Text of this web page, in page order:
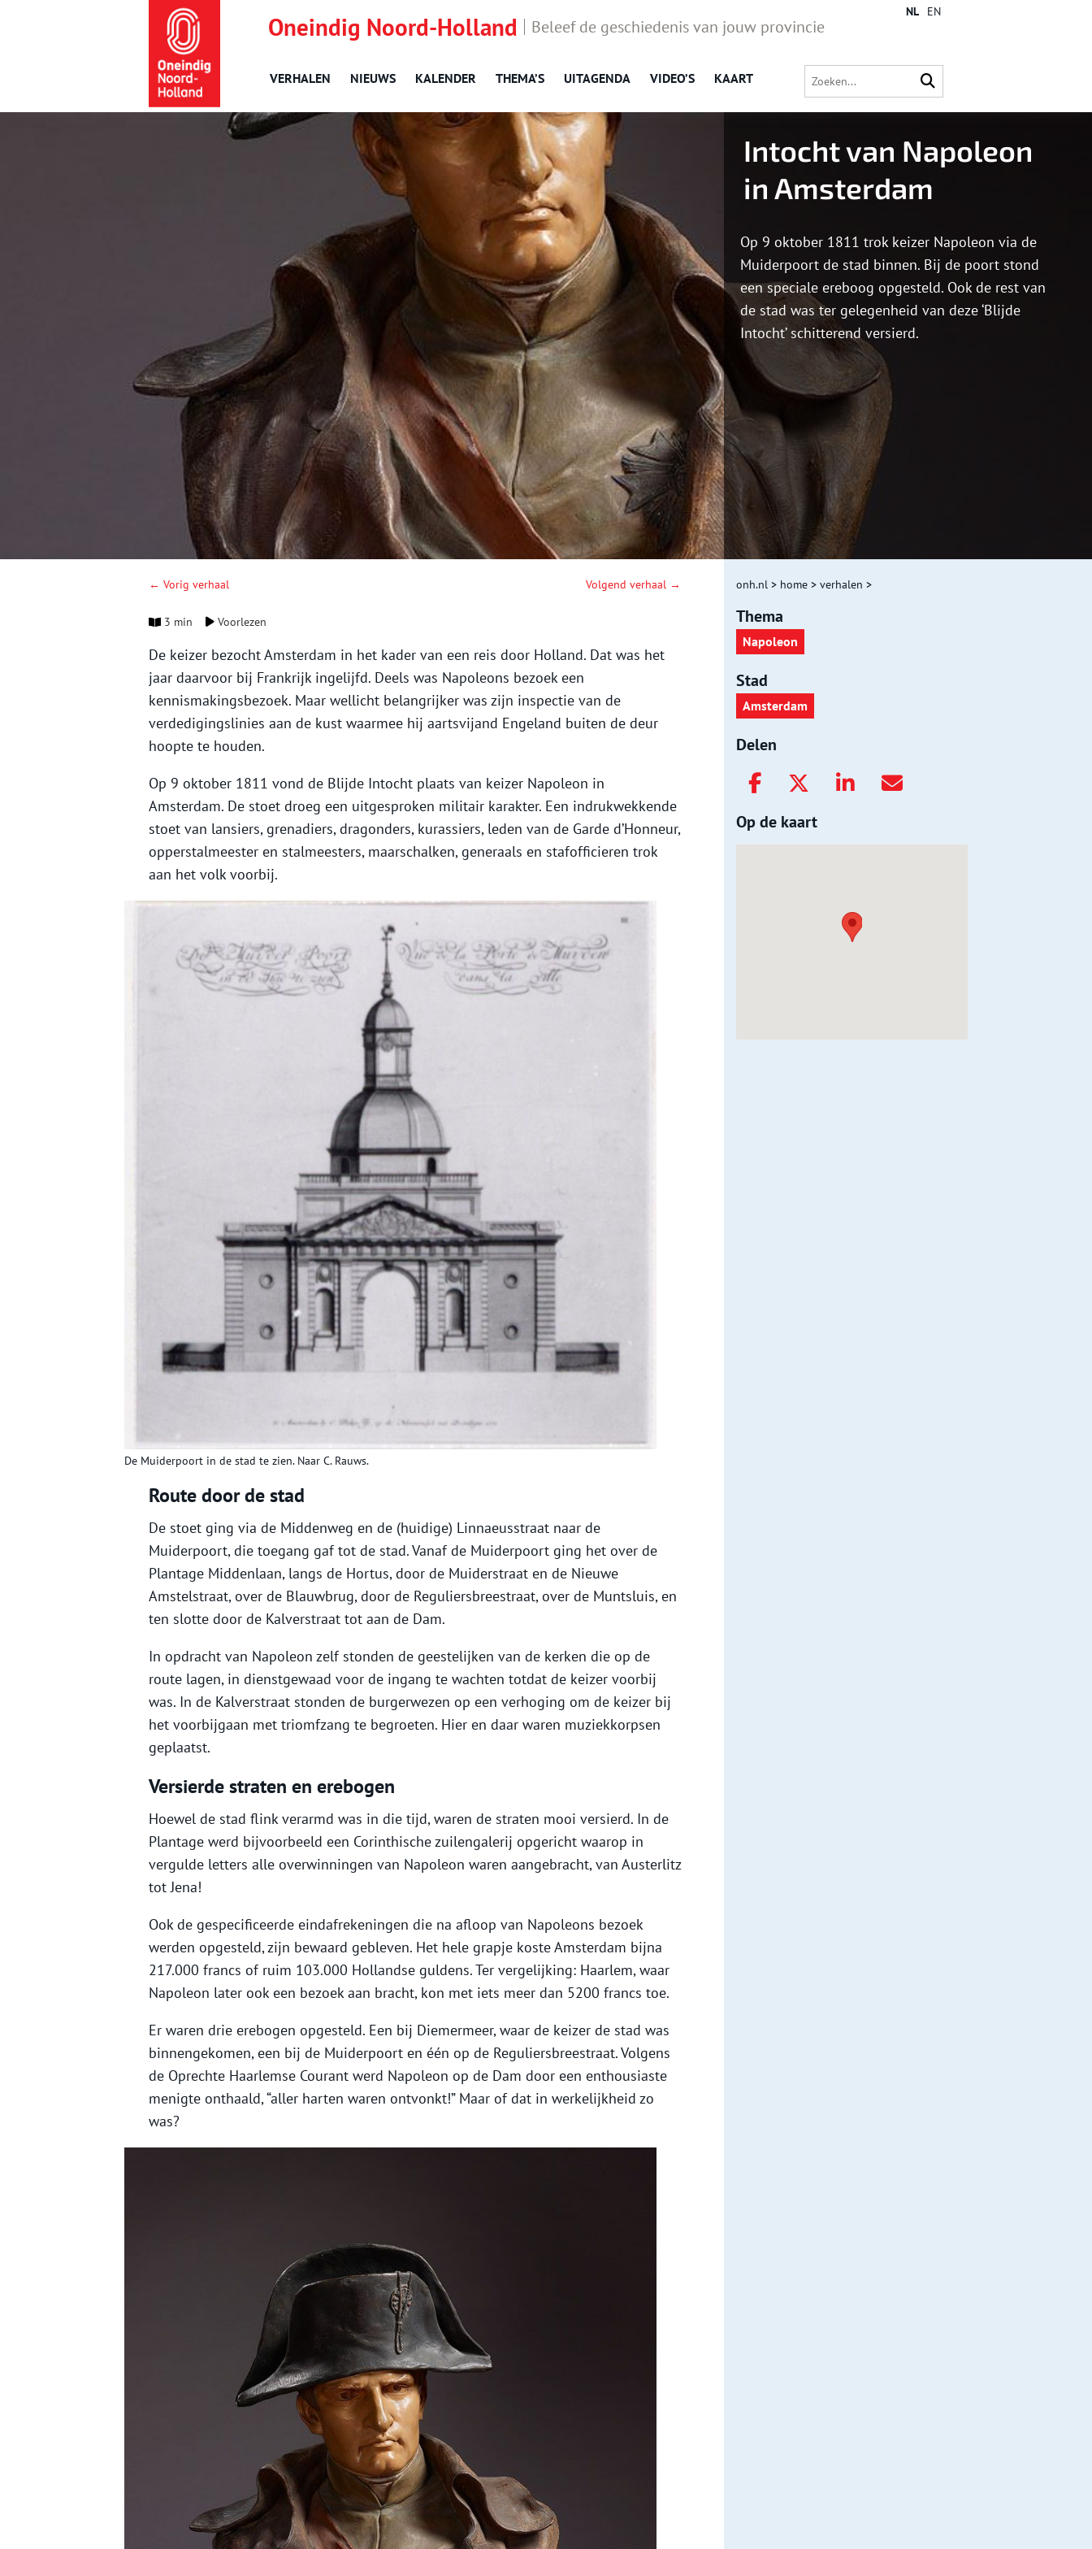
Oneindig Noord-Holland Beleef de geschiedenis van jouw provincie
VERHALEN NIEUWS KALENDER THEMA’S UITAGENDA VIDEO’S KAART
NL EN
Intocht van Napoleon
in Amsterdam
Op 9 oktober 1811 trok keizer Napoleon via de
Muiderpoort de stad binnen. Bij de poort stond
een speciale ereboog opgesteld. Ook de rest van
de stad was ter gelegenheid van deze ‘Blijde
Intocht’ schitterend versierd.
← Vorig verhaal Volgend verhaal →
3 min Voorlezen
De keizer bezocht Amsterdam in het kader van een reis door Holland. Dat was het
jaar daarvoor bij Frankrijk ingelijfd. Deels was Napoleons bezoek een
kennismakingsbezoek. Maar wellicht belangrijker was zijn inspectie van de
verdedigingslinies aan de kust waarmee hij aartsvijand Engeland buiten de deur
hoopte te houden.
Op 9 oktober 1811 vond de Blijde Intocht plaats van keizer Napoleon in
Amsterdam. De stoet droeg een uitgesproken militair karakter. Een indrukwekkende
stoet van lansiers, grenadiers, dragonders, kurassiers, leden van de Garde d’Honneur,
opperstalmeester en stalmeesters, maarschalken, generaals en stafofficieren trok
aan het volk voorbij.
De Muiderpoort in de stad te zien. Naar C. Rauws.
Route door de stad
De stoet ging via de Middenweg en de (huidige) Linnaeusstraat naar de
Muiderpoort, die toegang gaf tot de stad. Vanaf de Muiderpoort ging het over de
Plantage Middenlaan, langs de Hortus, door de Muiderstraat en de Nieuwe
Amstelstraat, over de Blauwbrug, door de Reguliersbreestraat, over de Muntsluis, en
ten slotte door de Kalverstraat tot aan de Dam.
In opdracht van Napoleon zelf stonden de geestelijken van de kerken die op de
route lagen, in dienstgewaad voor de ingang te wachten totdat de keizer voorbij
was. In de Kalverstraat stonden de burgerwezen op een verhoging om de keizer bij
het voorbijgaan met triomfzang te begroeten. Hier en daar waren muziekkorpsen
geplaatst.
Versierde straten en erebogen
Hoewel de stad flink verarmd was in die tijd, waren de straten mooi versierd. In de
Plantage werd bijvoorbeeld een Corinthische zuilengalerij opgericht waarop in
vergulde letters alle overwinningen van Napoleon waren aangebracht, van Austerlitz
tot Jena!
Ook de gespecificeerde eindafrekeningen die na afloop van Napoleons bezoek
werden opgesteld, zijn bewaard gebleven. Het hele grapje koste Amsterdam bijna
217.000 francs of ruim 103.000 Hollandse guldens. Ter vergelijking: Haarlem, waar
Napoleon later ook een bezoek aan bracht, kon met iets meer dan 5200 francs toe.
Er waren drie erebogen opgesteld. Een bij Diemermeer, waar de keizer de stad was
binnengekomen, een bij de Muiderpoort en één op de Reguliersbreestraat. Volgens
de Oprechte Haarlemse Courant werd Napoleon op de Dam door een enthousiaste
menigte onthaald, “aller harten waren ontvonkt!” Maar of dat in werkelijkheid zo
was?
onh.nl > home > verhalen >
Thema
Napoleon
Stad
Amsterdam
Delen
Op de kaart